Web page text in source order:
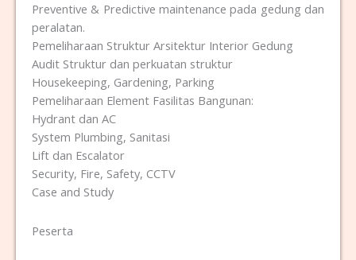
Preventive & Predictive maintenance pada gedung dan
peralatan.
Pemeliharaan Struktur Arsitektur Interior Gedung
Audit Struktur dan perkuatan struktur
Housekeeping, Gardening, Parking
Pemeliharaan Element Fasilitas Bangunan:
Hydrant dan AC
System Plumbing, Sanitasi
Lift dan Escalator
Security, Fire, Safety, CCTV
Case and Study
Peserta